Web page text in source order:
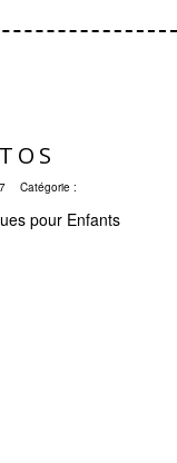
Catégorie :
pour Enfants